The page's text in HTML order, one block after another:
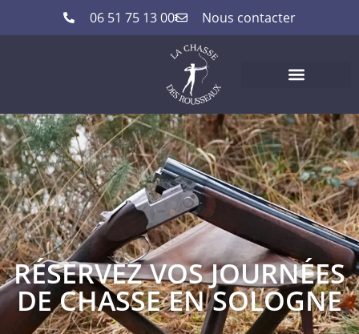
06 51 75 13 00 Nous contacter
RÉSERVEZ VOS JOURNÉES
DE CHASSE EN SOLOGNE